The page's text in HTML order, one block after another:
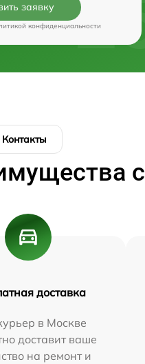
заявку
конфиденциальности
Контакты
доставка
в Москве
доставит ваше
на ремонт и